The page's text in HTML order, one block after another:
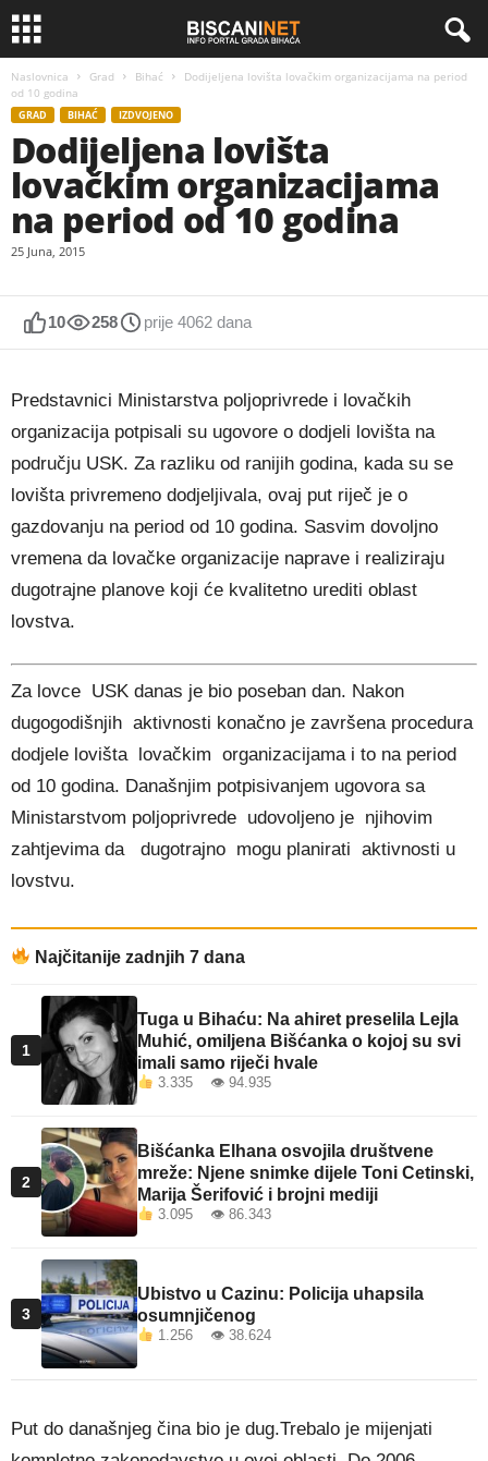
Naslovnica Grad Bihać
Dodijeljena lovišta lovačkim organizacijama na period
od 10 godina
GRAD BIHAĆ IZDVOJENO
Dodijeljena lovišta
lovačkim organizacijama
na period od 10 godina
25 Juna, 2015
10 258 prije 4062 dana
Predstavnici Ministarstva poljoprivrede i lovačkih
organizacija potpisali su ugovore o dodjeli lovišta na
području USK. Za razliku od ranijih godina, kada su se
lovišta privremeno dodjeljivala, ovaj put riječ je o
gazdovanju na period od 10 godina. Sasvim dovoljno
vremena da lovačke organizacije naprave i realiziraju
dugotrajne planove koji će kvalitetno urediti oblast
lovstva.
Za lovce USK danas je bio poseban dan. Nakon
dugogodišnjih aktivnosti konačno je završena procedura
dodjele lovišta lovačkim organizacijama i to na period
od 10 godina. Današnjim potpisivanjem ugovora sa
Ministarstvom poljoprivrede udovoljeno je njihovim
zahtjevima da dugotrajno mogu planirati aktivnosti u
lovstvu.
Najčitanije zadnjih 7 dana
1
Tuga u Bihaću: Na ahiret preselila Lejla
Muhić, omiljena Bišćanka o kojoj su svi
imali samo riječi hvale
3.335 👁 94.935
2
Bišćanka Elhana osvojila društvene
mreže: Njene snimke dijele Toni Cetinski,
Marija Šerifović i brojni mediji
3.095 👁 86.343
3
Ubistvo u Cazinu: Policija uhapsila
osumnjičenog
1.256 👁 38.624
Put do današnjeg čina bio je dug.Trebalo je mijenjati